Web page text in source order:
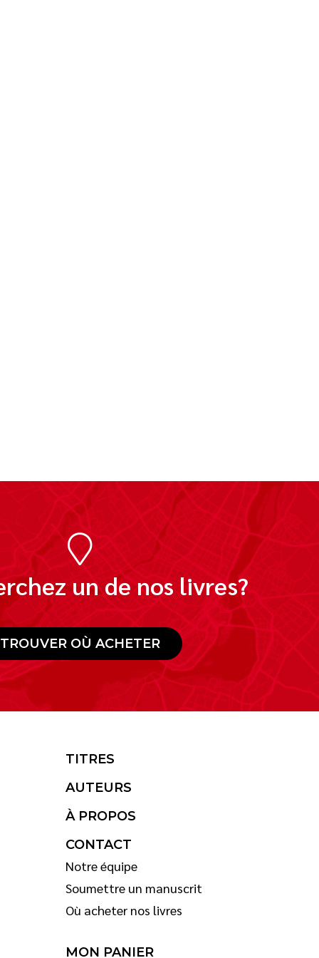
un de nos livres?
TROUVER OÙ ACHETER
TITRES
AUTEURS
À PROPOS
CONTACT
Notre équipe
Soumettre un manuscrit
Où acheter nos livres
MON PANIER